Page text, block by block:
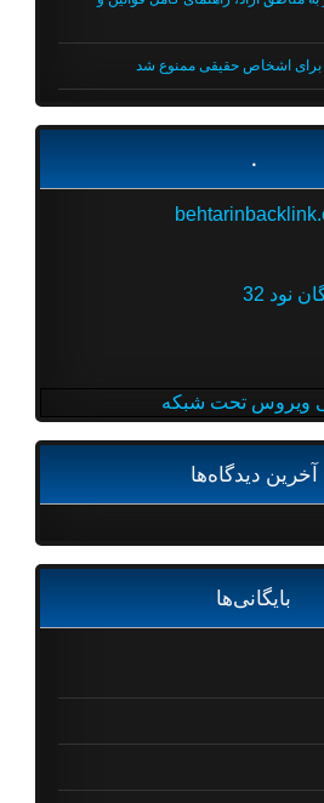
برای اشخاص حقیقی ممنوع شد
.
نود 32
ویروس تحت شبکه
آخرین دیدگاه‌ها
بایگانی‌ها